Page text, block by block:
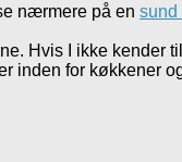
nærmere på en sund
Hvis I ikke kender
inden for køkkener